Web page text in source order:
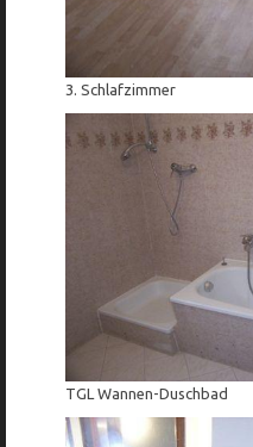
3. Schlafzimmer
TGL Wannen-Duschbad